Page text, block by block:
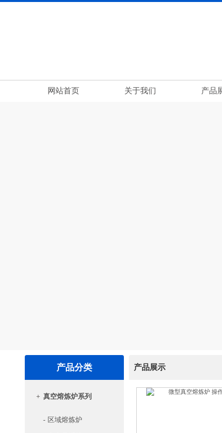
网站首页 关于我们 产品
产品分类
+ 真空熔炼炉系列
- 区域熔炼炉
产品展示